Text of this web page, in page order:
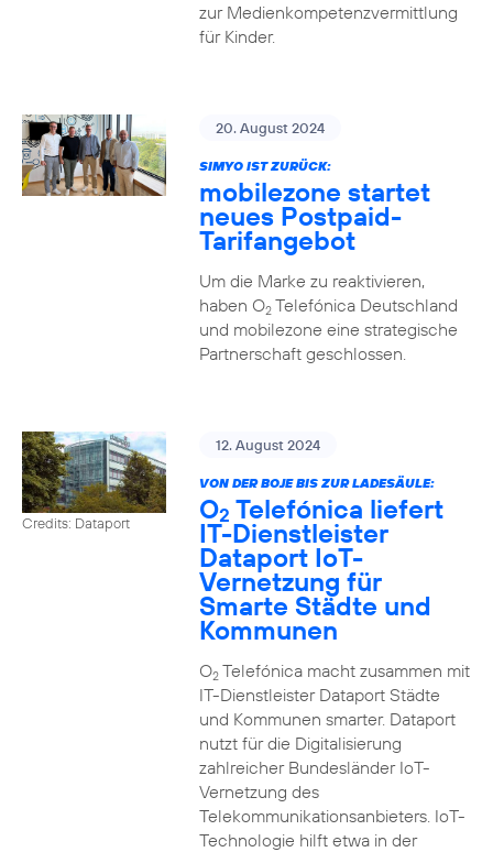
zur Medienkompetenzvermittlung
für Kinder.
20. August 2024
SIMYO IST ZURÜCK:
mobilezone startet
neues Postpaid-
Tarifangebot
Um die Marke zu reaktivieren,
haben O2Telefónica Deutschland
und mobilezone eine strategische
Partnerschaft geschlossen.
Credits: Dataport
12. August 2024
VON DER BOJE BIS ZUR LADESÄULE:
O2 Telefónica liefert
IT-Dienstleister
Dataport IoT-
Vernetzung für
Smarte Städte und
Kommunen
O2Telefónica macht zusammen mit
IT-Dienstleister Dataport Städte
und Kommunen smarter. Dataport
nutzt für die Digitalisierung
zahlreicher Bundesländer IoT-
Vernetzung des
Telekommunikationsanbieters. IoT-
Technologie hilft etwa in der